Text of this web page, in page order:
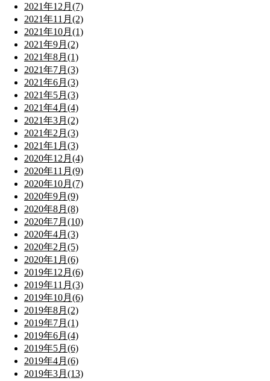
2021年12月(7)
2021年11月(2)
2021年10月(1)
2021年9月(2)
2021年8月(1)
2021年7月(3)
2021年6月(3)
2021年5月(3)
2021年4月(4)
2021年3月(2)
2021年2月(3)
2021年1月(3)
2020年12月(4)
2020年11月(9)
2020年10月(7)
2020年9月(9)
2020年8月(8)
2020年7月(10)
2020年4月(3)
2020年2月(5)
2020年1月(6)
2019年12月(6)
2019年11月(3)
2019年10月(6)
2019年8月(2)
2019年7月(1)
2019年6月(4)
2019年5月(6)
2019年4月(6)
2019年3月(13)